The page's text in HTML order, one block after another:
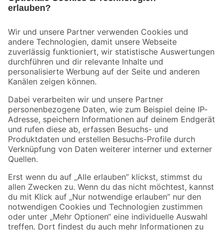
Der toom Newsletter: Keine Angebote und Aktionen mehr verpassen!
Zur Newsletter Anmeldung
Folge uns
Zahlungsarten Versandarten
Sicher einkaufen
Jetzt die toom-App herunterladen